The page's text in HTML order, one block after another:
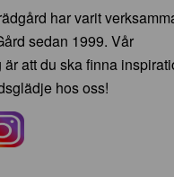
har varit
sedan 1999. Vår
att du ska finna
hos oss!